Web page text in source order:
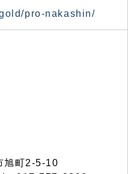
pro-nakashin/
町2-5-10